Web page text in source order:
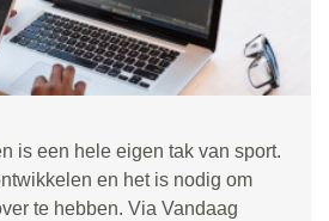
is een hele eigen tak van sport.
en het is nodig om
te hebben. Via Vandaag